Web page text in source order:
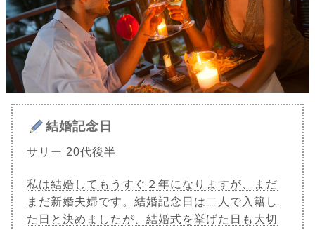
結婚記念日
サリー 20代後半
私は結婚してもうすぐ２年になりますが、まだ
まだ新婚夫婦です。結婚記念日は二人で入籍し
た日と決めましたが、結婚式を挙げた日も大切